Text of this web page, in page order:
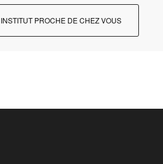
PROCHE DE CHEZ VOUS